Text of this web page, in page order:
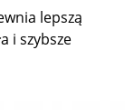
lepszą
i szybsze